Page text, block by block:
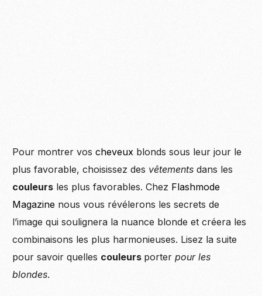
Pour montrer voscheveux blonds sous leur jour le
plus favorable, choisissez des vêtementsdans les
couleurs les plus favorables. Chez Flashmode
Magazine nous vous révélerons les secrets de
l’image qui soulignera la nuance blonde et créera les
combinaisons les plus harmonieuses. Lisez la suite
pour savoir quelles couleurs porterpour les
blondes.